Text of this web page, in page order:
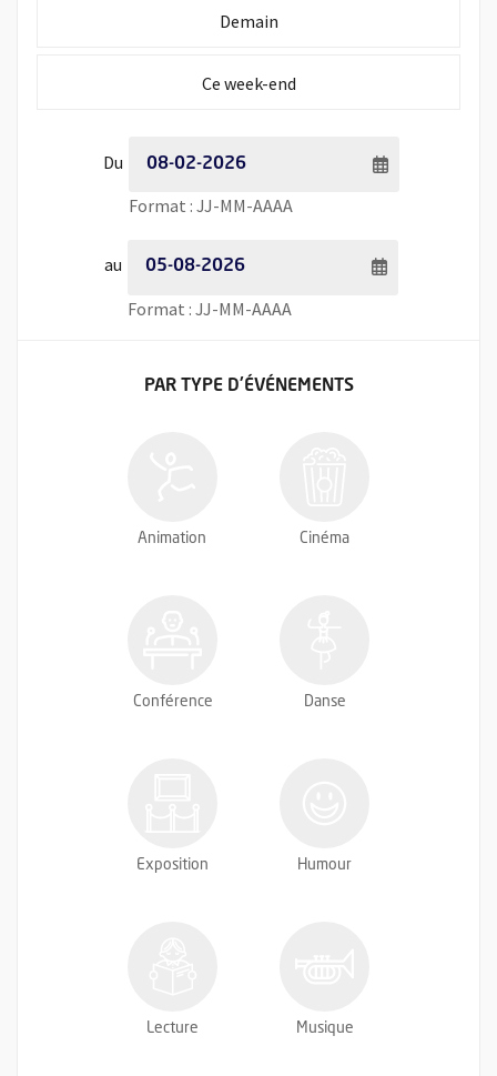
Initialiser la période de recherche à
Demain
Initialiser la période de recherche à
Ce week-end
Du Période de recherche - Date de début
Format : JJ-MM-AAAASaisie de date au format
au Période de recherche - Date de fin
Format : JJ-MM-AAAA
FILTRER LES ÉVÉNEMENTS
PAR TYPED'ÉVÉNEMENTS
Animation Cinéma
Conférence Danse
Exposition Humour
Lecture Musique